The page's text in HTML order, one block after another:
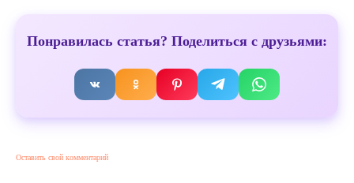
Понравилась статья? Поделиться с друзьями:
Оставить свой комментарий